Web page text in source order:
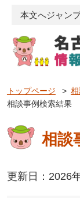
本文へジャン
トップページ >
相談事例検索結果
相談
更新日：2026